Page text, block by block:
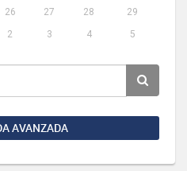
26 27 28
29
2 3 4 5
AVANZADA